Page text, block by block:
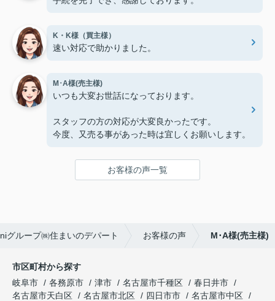
K・K様（買主様）
速い対応で助かりました。
M･A様(売主様)
いつも大変お世話になっております。
スタッフの方の対応が大変良かったです。
今度、又売る事があった時は宜しくお願いします。
お客様の声一覧
グループ㈱住まいのデパート お客様の声 M･A様(売主様)
市区町村から探す
岐阜市
各務原市 津市 名古屋市千種区
春日井市
名古屋市天白区
名古屋市北区 四日市市
名古屋市中区